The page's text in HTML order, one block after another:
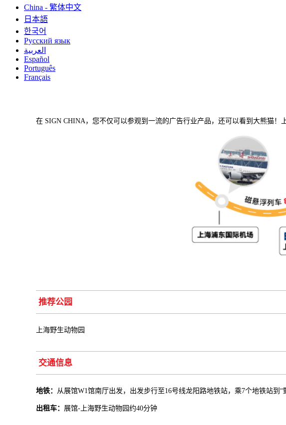
China - 繁体中文
日本語
한국어
Русский язык
العربية
Español
Português
Français
在 SIGN CHINA，您不仅可以参观到一流的广告行业产品，还可以看到大熊猫
推荐公园
上海野生动物园
交通信息
地铁： 从展馆W1馆南厅出发，出发步行至16号线龙阳路地铁站，乘7个地铁站到
出租车： 展馆-上海野生动物园约40分钟